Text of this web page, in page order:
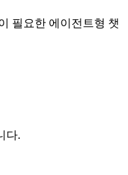
필요한 에이전트형 챗
다.